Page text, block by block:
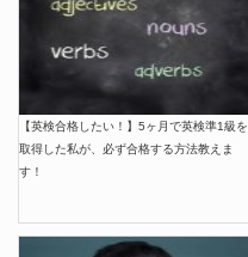
【英検合格したい！】5ヶ月で英検準1級を
取得した私が、必ず合格する方法教えま
す！